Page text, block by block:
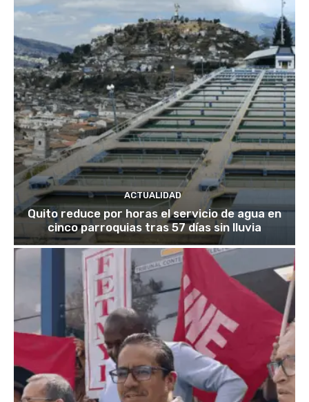
ACTUALIDAD
Quito reduce por horas el servicio de agua en
cinco parroquias tras 57 días sin lluvia